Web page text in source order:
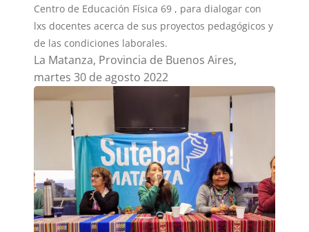
Centro de Educación Física 69 , para dialogar con
lxs docentes acerca de sus proyectos pedagógicos y
de las condiciones laborales.
La Matanza, Provincia de Buenos Aires,
martes 30 de agosto 2022